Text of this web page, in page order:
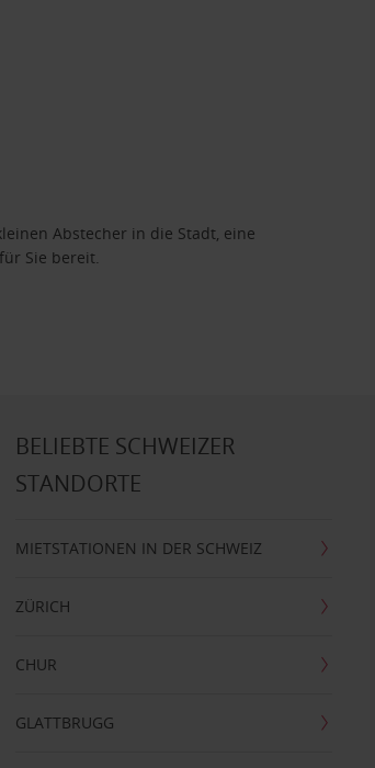
Abstecher in die Stadt, eine
Sie bereit.
BELIEBTE SCHWEIZER
STANDORTE
MIETSTATIONEN IN DER SCHWEIZ
ZÜRICH
CHUR
GLATTBRUGG